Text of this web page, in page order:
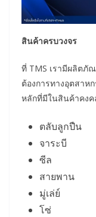
สินค้าครบวงจร
ที่ TMS เรามีผลิตภั
ต้องการทางอุตสา
หลักที่มีในสินค้าคงค
ตลับลูกปืน
จาระบี
ซีล
สายพาน
มู่เล่ย์
โซ่